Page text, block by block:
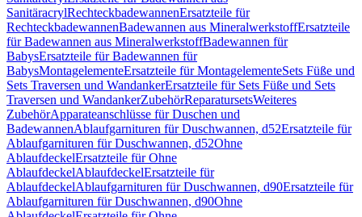
SanitäracrylRechteckbadewannenErsatzteile für
RechteckbadewannenBadewannen aus MineralwerkstoffErsatzteile
für Badewannen aus MineralwerkstoffBadewannen für
BabysErsatzteile für Badewannen für
BabysMontagelementeErsatzteile für MontagelementeSets Füße und
Sets Traversen und WandankerErsatzteile für Sets Füße und Sets
Traversen und WandankerZubehörReparatursetsWeiteres
ZubehörApparateanschlüsse für Duschen und
BadewannenAblaufgarnituren für Duschwannen, d52Ersatzteile für
Ablaufgarnituren für Duschwannen, d52Ohne
AblaufdeckelErsatzteile für Ohne
AblaufdeckelAblaufdeckelErsatzteile für
AblaufdeckelAblaufgarnituren für Duschwannen, d90Ersatzteile für
Ablaufgarnituren für Duschwannen, d90Ohne